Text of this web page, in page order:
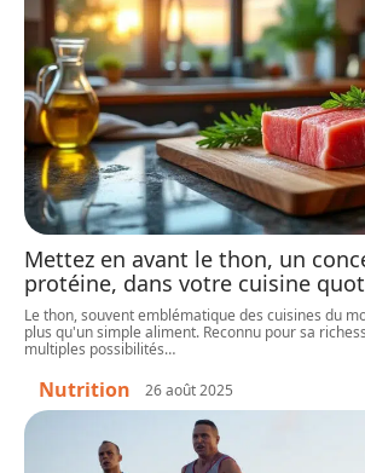
Mettez en avant le thon, un
protéine, dans votre cuisine
Le thon, souvent emblématique des cuisines du
plus qu'un simple aliment. Reconnu pour sa
multiples possibilités…
Nutrition 26 août 2025